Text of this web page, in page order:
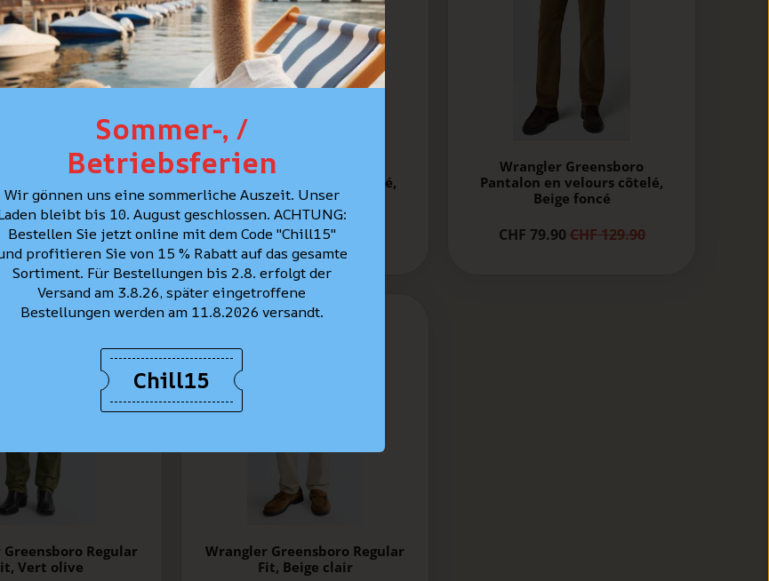
Greensboro
en velours côtelé,
Vert foncé
CHF 129.90
Wrangler Greensboro
Pantalon en velours côtelé,
Noir
CHF 129.90
Wrangler Greensboro
Pantalon en velours côtelé,
Beige foncé
CHF 79.90 CHF 129.90
Regular
Vert olive
Wrangler Greensboro Regular
Fit, Beige clair
Sommer-, /
Betriebsferien
Wir gönnen uns eine sommerliche Auszeit. Unser
bleibt bis 10. August geschlossen. ACHTUNG:
Bestellen Sie jetzt online mit dem Code "Chill15"
profitieren Sie von 15 % Rabatt auf das gesamte
Sortiment. Für Bestellungen bis 2.8. erfolgt der
Versand am 3.8.26, später eingetroffene
Bestellungen werden am 11.8.2026 versandt.
Chill15